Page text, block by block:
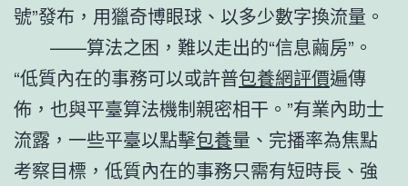
號”發布，用獵奇博眼球、以多少數字換流量。
——算法之困，難以走出的“信息繭房”。
“低質內在的事務可以或許普包養網評價遍傳
佈，也與平臺算法機制親密相干。”有業內助士
流露，一些平臺以點擊包養量、完播率為焦點
考察目標，低質內在的事務只需有短時長、強